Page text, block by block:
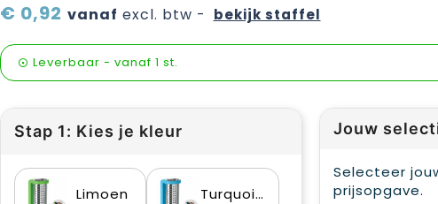
€ 0,92 vanaf excl. btw - bekijk staffel
Leverbaar - vanaf 1 st.
Stap 1: Kies je kleur
Limoen Turquoise
Jouw
Selecteer
prijsopgave.